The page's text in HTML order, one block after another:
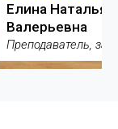
Елина Наталья
Валерьевна
Преподаватель,